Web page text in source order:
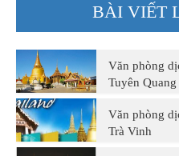
BÀI VIẾT
Văn phòng
Tuyên Quang
Văn phòng
Trà Vinh